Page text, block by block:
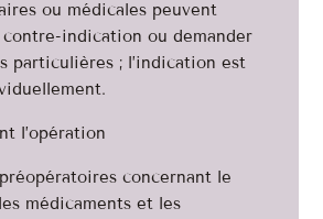
ou médicales peuvent
indication ou demander
particulières ; l’indication est
l’opération
concernant le
médicaments et les